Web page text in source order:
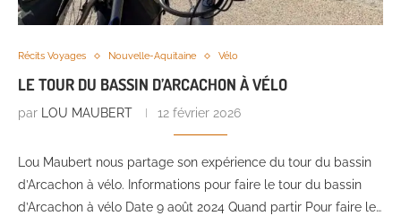
Récits Voyages Nouvelle-Aquitaine Vélo
LE TOUR DU BASSIN D’ARCACHON À VÉLO
par LOU MAUBERT 12 février 2026
Lou Maubert nous partage son expérience du tour du bassin
d’Arcachon à vélo. Informations pour faire le tour du bassin
d’Arcachon à vélo Date 9 août 2024 Quand partir Pour faire le…